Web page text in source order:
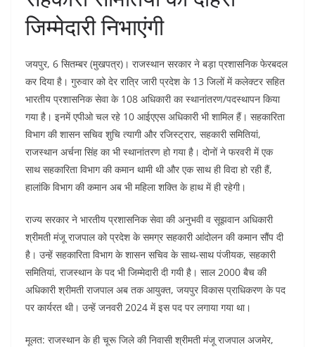
जिम्मेदारी निभाएंगी
जयपुर, 6 सितम्बर (मुखपत्र)। राजस्थान सरकार ने बड़ा प्रशासनिक फेरबदल
कर दिया है। गुरुवार को देर रात्रि जारी प्रदेश के 13 जिलों में कलेक्टर सहित
भारतीय प्रशासनिक सेवा के 108 अधिकारी का स्थानांतरण/पदस्थापन किया
गया है। इनमें एपीओ चल रहे 10 आईएएस अधिकारी भी शामिल हैं। सहकारिता
विभाग की शासन सचिव शुचि त्यागी और रजिस्ट्रार, सहकारी समितियां,
राजस्थान अर्चना सिंह का भी स्थानांतरण हो गया है। दोनों ने फरवरी में एक
साथ सहकारिता विभाग की कमान थामी थी और एक साथ ही विदा हो रही हैं,
हालांकि विभाग की कमान अब भी महिला शक्ति के हाथ में ही रहेगी।
राज्य सरकार ने भारतीय प्रशासनिक सेवा की अनुभवी व सूझवान अधिकारी
श्रीमती मंजू राजपाल को प्रदेश के समग्र सहकारी आंदोलन की कमान सौंप दी
है। उन्हें सहकारिता विभाग के शासन सचिव के साथ-साथ पंजीयक, सहकारी
समितियां, राजस्थान के पद भी जिम्मेदारी दी गयी है। साल 2000 बैच की
अधिकारी श्रीमती राजपाल अब तक आयुक्त, जयपुर विकास प्राधिकरण के पद
पर कार्यरत थी। उन्हें जनवरी 2024 में इस पद पर लगाया गया था।
मूलत: राजस्थान के ही चूरू जिले की निवासी श्रीमती मंजू राजपाल अजमेर,